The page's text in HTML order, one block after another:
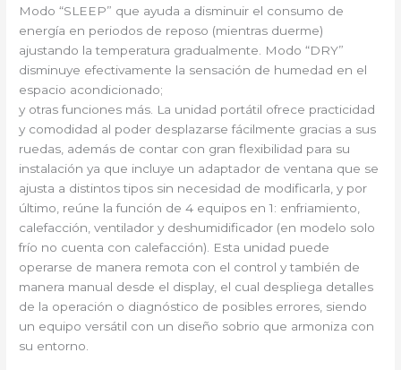
Modo “SLEEP” que ayuda a disminuir el consumo de
energía en periodos de reposo (mientras duerme)
ajustando la temperatura gradualmente. Modo “DRY”
disminuye efectivamente la sensación de humedad en el
espacio acondicionado;
y otras funciones más. La unidad portátil ofrece practicidad
y comodidad al poder desplazarse fácilmente gracias a sus
ruedas, además de contar con gran flexibilidad para su
instalación ya que incluye un adaptador de ventana que se
ajusta a distintos tipos sin necesidad de modificarla, y por
último, reúne la función de 4 equipos en 1: enfriamiento,
calefacción, ventilador y deshumidificador (en modelo solo
frío no cuenta con calefacción). Esta unidad puede
operarse de manera remota con el control y también de
manera manual desde el display, el cual despliega detalles
de la operación o diagnóstico de posibles errores, siendo
un equipo versátil con un diseño sobrio que armoniza con
su entorno.